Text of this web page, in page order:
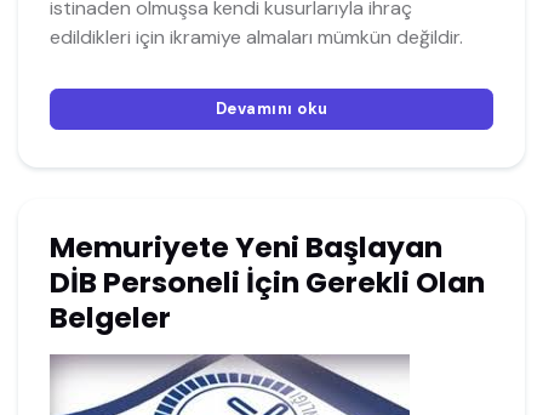
istinaden olmuşsa kendi kusurlarıyla ihraç
edildikleri için ikramiye almaları mümkün değildir.
Devamını oku
Memuriyete Yeni Başlayan
DİB Personeli İçin Gerekli Olan
Belgeler